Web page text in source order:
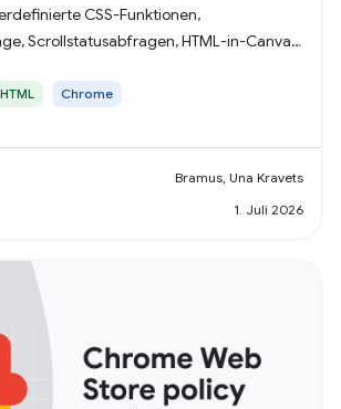
CSS-Funktionen,
Scrollstatusabfragen, HTML-in-Canvas
HTML Chrome
Bramus, Una Kravets
1. Juli 2026